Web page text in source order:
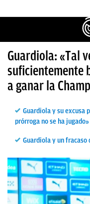
ÚLTIMAS
NOTICIAS
REAL
BALONCESTO
CANTERA
FICHAJES
DIRECTO
FEMENINO
Guardiola: «Tal
suficientemente
a ganar la
Guardiola y su excusa
prórroga no se ha jugado»
Guardiola y un fracaso
Sigue aOkDiario